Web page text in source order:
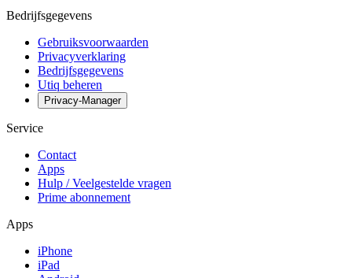
Bedrijfsgegevens
Gebruiksvoorwaarden
Privacyverklaring
Bedrijfsgegevens
Utiq beheren
Privacy-Manager
Service
Contact
Apps
Hulp / Veelgestelde vragen
Prime abonnement
Apps
iPhone
iPad